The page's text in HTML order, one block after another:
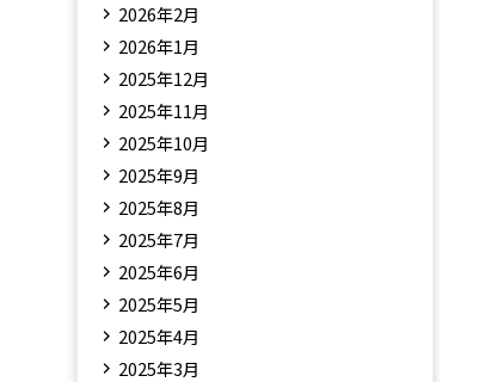
2026年2月
2026年1月
2025年12月
2025年11月
2025年10月
2025年9月
2025年8月
2025年7月
2025年6月
2025年5月
2025年4月
2025年3月